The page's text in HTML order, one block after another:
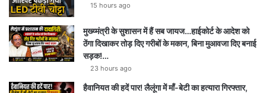
15 hours ago
मुख्य्मंत्री के सुशासन में हैं सब जायज…हाईकोर्ट के आदेश को
ठेंगा दिखाकर तोड़ दिए गरीबों के मकान, बिना मुआवजा दिए बनाई
सड़क!…
23 hours ago
हैवानियत की हदें पार! लैलूंगा में माँ-बेटी का हत्यारा गिरफ्तार,